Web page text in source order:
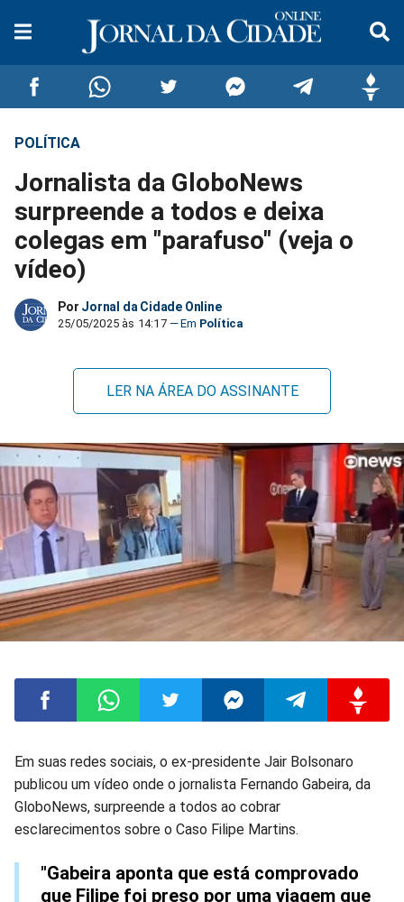
Compartilhar
no
Facebook
Compartilhar
no
Whatsapp
no
Twitter
no
Messenger
no
TelegramGettr
POLÍTICA
Jornalista da GloboNews
surpreende a todos e deixa
colegas em "parafuso" (veja o
vídeo)
Por Jornal da Cidade Online
25/05/2025 às 14:17 Política
LER NA ÁREA DO ASSINANTE
Compartilhar
no
Compartilhar
no
Compartilhar
no
Compartilhar
no
Compartilhar
Em suas redes sociais, o ex-presidente Jair Bolsonaro
publicou um vídeo onde o jornalista Fernando Gabeira, da
GloboNews, surpreende a todos ao cobrar
esclarecimentos sobre o Caso Filipe Martins.
"Gabeira aponta que está comprovado
que Filipe foi preso por uma viagem que